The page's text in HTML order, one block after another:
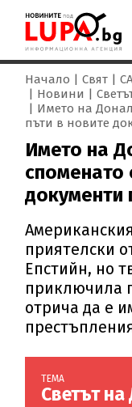
Начало Свят
Новини
Името на
пъти в новите
Името на
споменато
документи
приятелски
Епстийн, но
приключила
отрича да е
ТЕМА
Светът